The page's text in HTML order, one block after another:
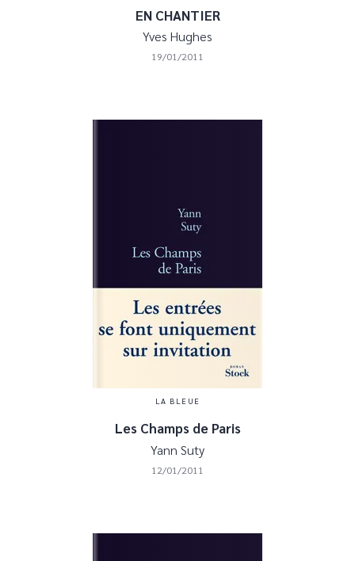
EN CHANTIER
Yves Hughes
19/01/2011
LA BLEUE
Les Champs de Paris
Yann Suty
12/01/2011